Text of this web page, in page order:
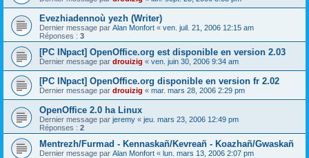
Evezhiadennoù yezh (Writer)
Dernier message par Alan Monfort « ven. juil. 21, 2006 12:15 am
Réponses : 3
[PC INpact] OpenOffice.org est disponible en version 2.03
Dernier message par drouizig « ven. juin 30, 2006 9:34 am
[PC INpact] OpenOffice.org disponible en version fr 2.02
Dernier message par drouizig « mar. mars 28, 2006 2:29 pm
OpenOffice 2.0 ha Linux
Dernier message par jeremy « jeu. mars 23, 2006 12:49 pm
Réponses : 2
Mentrezh/Furmad - Kennaskañ/Kevreañ - Koazhañ/Gwaskañ
Dernier message par Alan Monfort « lun. mars 13, 2006 2:07 pm